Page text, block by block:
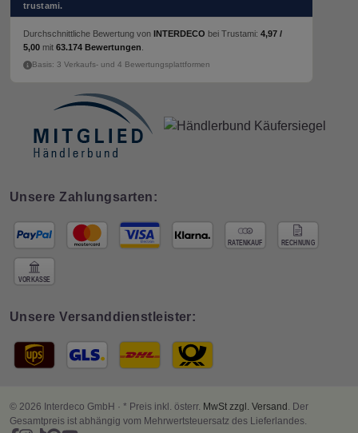
trustami.
Durchschnittliche Bewertung von INTERDECO bei Trustami: 4,97 /
5,00 mit 63.174 Bewertungen
Basis: 3 Verkaufs- und 4 Bewertungsplattformen
Unsere Zahlungsarten:
Unsere Versanddienstleister:
© 2026 Interdeco GmbH · * Preis inkl. österr. MwSt zzgl. Versand . Der
Gesamtpreis ist abhängig vom Mehrwertsteuersatz des Lieferlandes.